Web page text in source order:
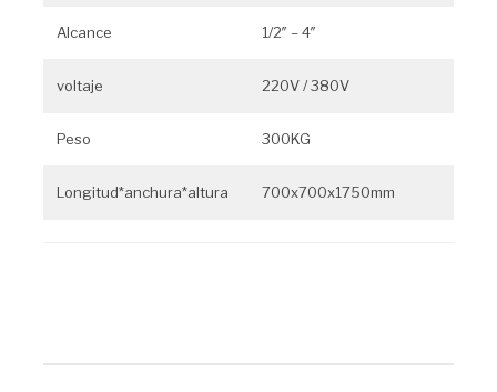
Alcance 1/2″ – 4″
voltaje 220V / 380V
Peso 300KG
Longitud*anchura*altura 700x700x1750mm